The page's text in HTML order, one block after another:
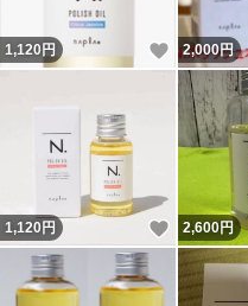
1,120 円 いいね！
2,000円
1,120 円 いいね！
2,600円